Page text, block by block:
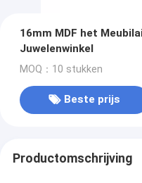
16mm MDF het
Juwelenwinkel
MOQ：10 stukken
Beste prijs
Productomschrijving